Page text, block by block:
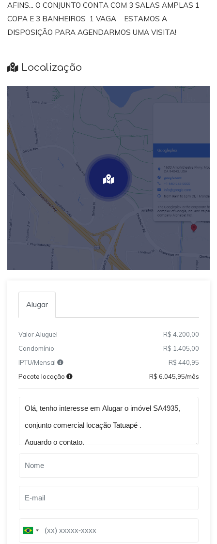
AFINS... O CONJUNTO CONTA COM 3 SALAS AMPLAS 1
COPA E 3 BANHEIROS 1 VAGA ESTAMOS A
DISPOSIÇÃO PARA AGENDARMOS UMA VISITA!
Localização
Alugar
Valor Aluguel
R$ 4.200,00
Condomínio
R$ 1.405,00
IPTU/Mensal
R$ 440,95
Pacote locação
R$ 6.045,95/mês
B